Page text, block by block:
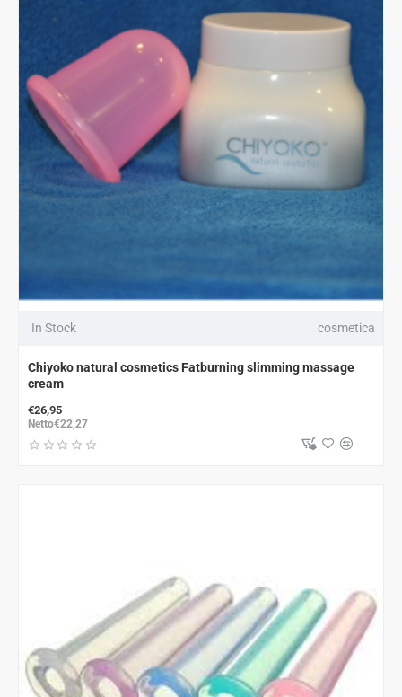
In Stock cosmetica
Chiyoko natural cosmetics Fatburning slimming massage
cream
€26,95
Netto€22,27